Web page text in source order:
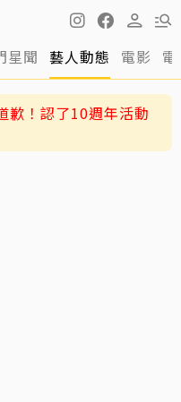
星聞 藝人動態 電影
歉！認了10週年活動